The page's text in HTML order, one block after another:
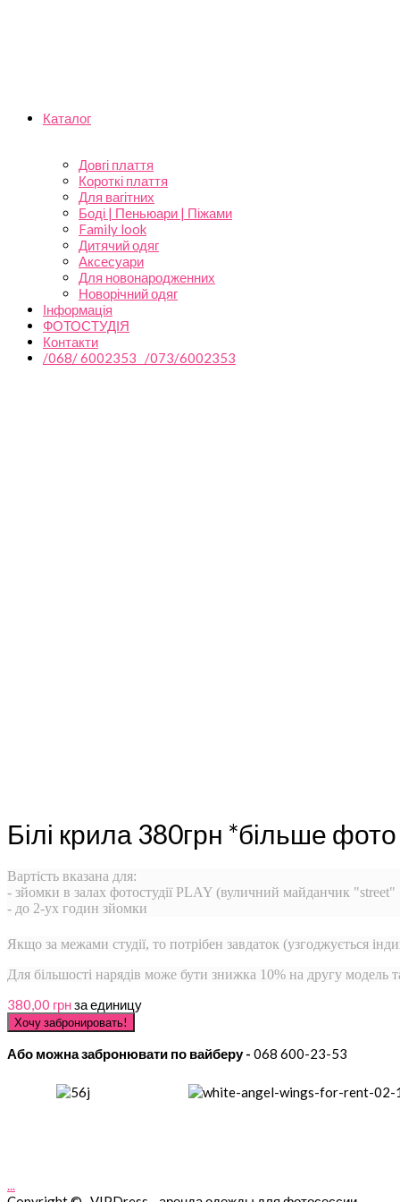
Каталог
Довгі плаття
Короткі плаття
Для вагітних
Боді | Пеньюари | Піжами
Family look
Дитячий одяг
Аксесуари
Для новонародженних
Новорічний одяг
Інформація
ФОТОСТУДІЯ
Контакти
/068/ 6002353 /073/6002353
Білі крила 380грн *більше
Вартість вказана для:
- зйомки в залах фотостудії PLAY (вуличний майданчик "street"
- до 2-ух годин зйомки
Якщо за межами студії, то потрібен завдаток (узгоджується
Для більшості нарядів може бути знижка 10% на другу
380,00 грнза единицу
Або можна забронювати по вайберу - 068 600-23-53
...